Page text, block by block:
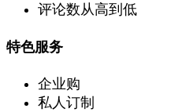
评论数从高到低
特色服务
企业购
私人订制